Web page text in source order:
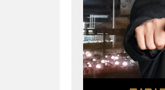
בולוס – משרד עורכי
פשיעה חמורה
לבן נזיקין